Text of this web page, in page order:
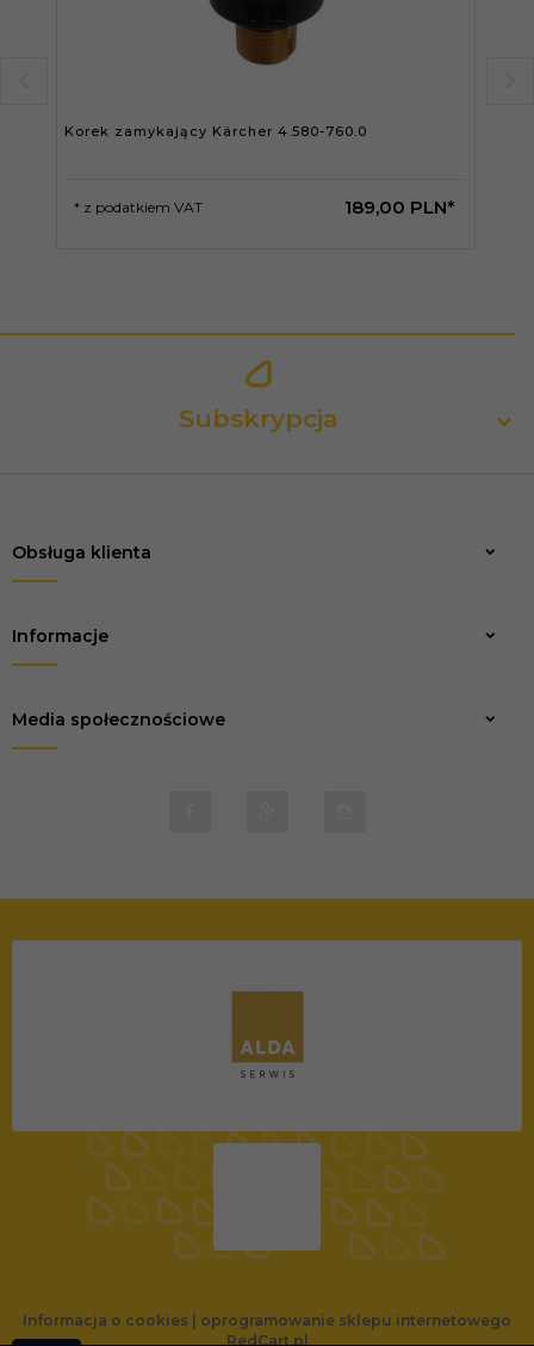
Korek zamykający Kärcher 4.580-760.0
189,00 PLN*
* z podatkiem VAT
Subskrypcja
Obsługa klienta
Informacje
Media społecznościowe
Informacja o cookies
oprogramowanie sklepu internetowego
RedCart.pl